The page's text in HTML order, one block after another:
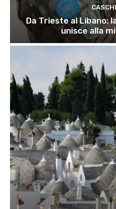
Da Trieste al Libano:
unisce alla